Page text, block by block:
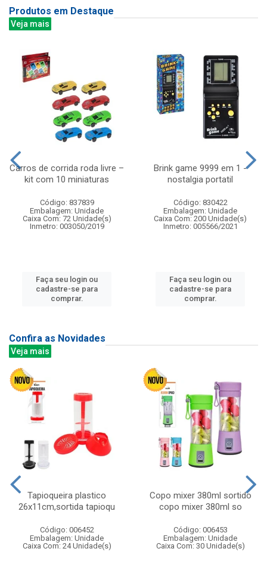
Produtos em Destaque
Veja mais
Carros de corrida roda livre –
kit com 10 miniaturas
Código: 837839
Embalagem: Unidade
Caixa Com: 72 Unidade(s)
Inmetro: 003050/2019
Faça seu login ou
cadastre-se para
comprar.
Brink game 9999 em 1 -
nostalgia portatil
Código: 830422
Embalagem: Unidade
Caixa Com: 200 Unidade(s)
Inmetro: 005566/2021
Faça seu login ou
cadastre-se para
comprar.
Confira as Novidades
Veja mais
Tapioqueira plastico
26x11cm,sortida tapioqu
Código: 006452
Embalagem: Unidade
Caixa Com: 24 Unidade(s)
Copo mixer 380ml sortido
copo mixer 380ml so
Código: 006453
Embalagem: Unidade
Caixa Com: 30 Unidade(s)